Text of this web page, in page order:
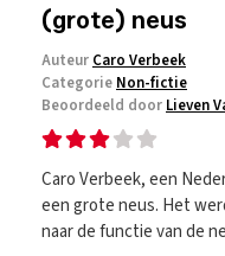
(grote) neus
Auteur Caro Verbeek
Categorie Non-fictie
Beoordeeld door Lieven
Caro Verbeek, een
een grote neus. Het
naar de functie van de